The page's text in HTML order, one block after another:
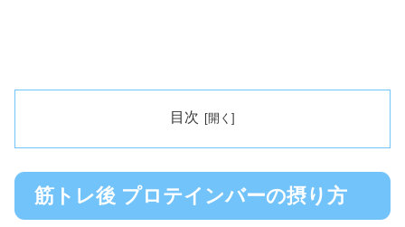
目次
筋トレ後 プロテインバーの摂り方